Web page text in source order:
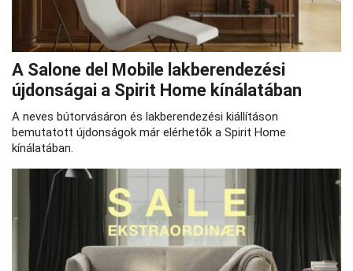
A Salone del Mobile lakberendezési
újdonságai a Spirit Home kínálatában
A neves bútorvásáron és lakberendezési kiállításon
bemutatott újdonságok már elérhetők a Spirit Home
kínálatában.